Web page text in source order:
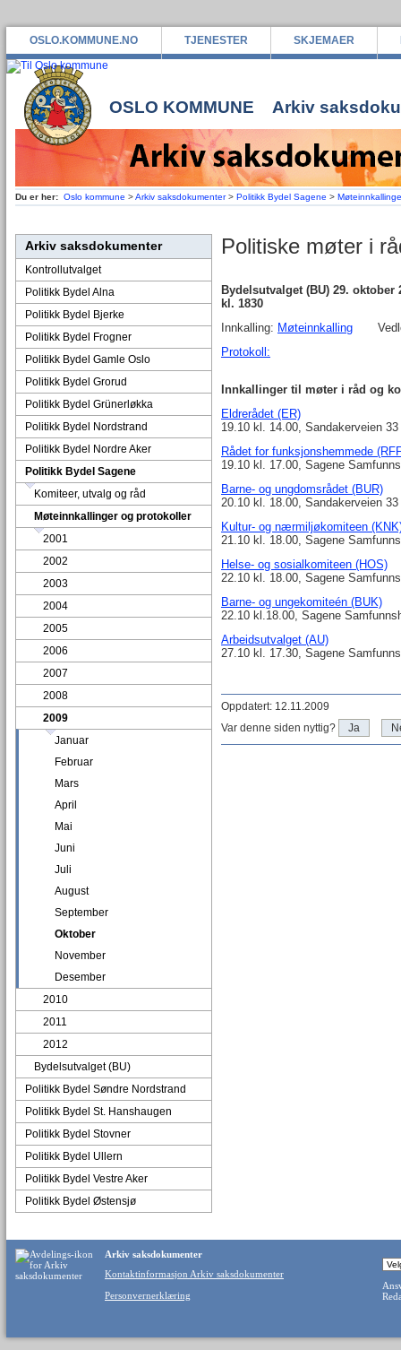
OSLO.KOMMUNE.NO TJENESTER SKJEMAER
OSLO KOMMUNE Arkiv
Du er her: Oslo kommune >Arkiv saksdokumenter> Politikk Bydel Sagene >
Arkiv saksdokumenter
Kontrollutvalget
Politikk Bydel Alna
Politikk Bydel Bjerke
Politikk Bydel Frogner
Politikk Bydel Gamle Oslo
Politikk Bydel Grorud
Politikk Bydel Grünerløkka
Politikk Bydel Nordstrand
Politikk Bydel Nordre Aker
Politikk Bydel Sagene
Komiteer, utvalg og råd
Møteinnkallinger og protokoller
2001
2002
2003
2004
2005
2006
2007
2008
2009
Januar
Februar
Mars
April
Mai
Juni
Juli
August
September
Oktober
November
Desember
2010
2011
2012
Bydelsutvalget (BU)
Politikk Bydel Søndre Nordstrand
Politikk Bydel St. Hanshaugen
Politikk Bydel Stovner
Politikk Bydel Ullern
Politikk Bydel Vestre Aker
Politikk Bydel Østensjø
Politiske møter i
Bydelsutvalget (BU) 29.
kl. 1830
Innkalling: Møteinnkalling
Protokoll:
Innkallinger til møter i råd og
Eldrerådet (ER)
19.10 kl. 14.00, Sandakerveien
Rådet for funksjonshemmede
19.10 kl. 17.00, Sagene
Barne- og ungdomsrådet (BUR)
20.10 kl. 18.00, Sandakerveien
Kultur- og nærmiljøkomiteen
21.10 kl. 18.00, Sagene
Helse- og sosialkomiteen (HOS)
22.10 kl. 18.00, Sagene
Barne- og ungekomiteén (BUK)
22.10 kl.18.00, Sagene
Arbeidsutvalget (AU)
27.10 kl. 17.30, Sagene
Oppdatert: 12.11.2009
Var denne siden nyttig?
Ja
Arkiv saksdokumenter
Kontaktinformasjon Arkiv saksdokumenter
Personvernerklæring